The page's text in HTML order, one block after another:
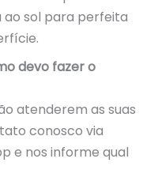
ao sol para perfeita
devo fazer o
atenderem as suas
conosco via
e nos informe qual